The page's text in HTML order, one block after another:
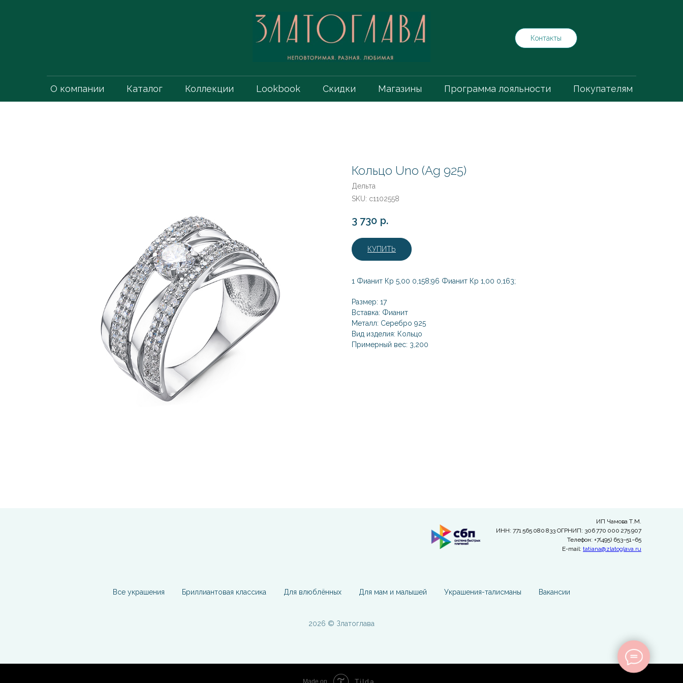
Контакты
О компании Каталог Коллекции Lookbook Скидки Магазины Программа лояльности Покупателям
Кольцо Uno (Ag 925)
Дельта
SKU: с1102558
3 730 р.
КУПИТЬ
1 Фианит Кр 5,00 0,158;96 Фианит Кр 1,00 0,163;
Размер: 17
Вставка: Фианит
Металл: Серебро 925
Вид изделия: Кольцо
Примерный вес: 3,200
ИП Чамова Т.М.
ИНН: 771 565 080 833 ОГРНИП: 306 770 000 275 907
Телефон: +7(495) 653−51−65
E-mail: tatiana@zlatoglava.ru
Все украшения Бриллиантовая классика Для влюблённых Для мам и малышей Украшения-талисманы Вакансии
2026 © Златоглава
Made on